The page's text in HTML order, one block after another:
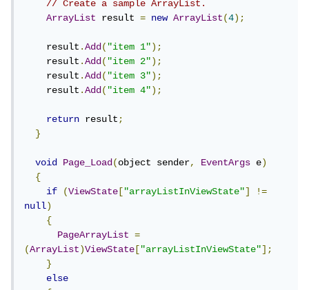
// Create a sample ArrayList.
ArrayList
result = new ArrayList(4);
    result
.Add("item 1");
    result
.Add("item 2");
    result
.Add("item 3");
    result
.Add("item 4");
return result;
}
void Page_Load(object sender, EventArgs e)
{
if
(ViewState ["arrayListInViewState"]
!=
null)
{
PageArrayList
=
(ArrayList)ViewState ["arrayListInViewState"];
}
else